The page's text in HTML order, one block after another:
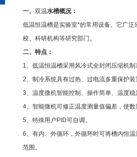
一、 双温水槽概况：
低温恒温槽是实验室*的常用设备。它广
校、科研机构等研究部门。
二、 特点：
1、低温恒温槽采用风冷式全封闭压缩机
2、制冷系统具有过热、过电流多重保护装
3、温度微机智能控制、操作简单、温度
4、智能微机可修正温度测量值偏差，使数
5、特殊用户PID可自调。
6、有内、外循环，外循环时可将槽内恒
范围。